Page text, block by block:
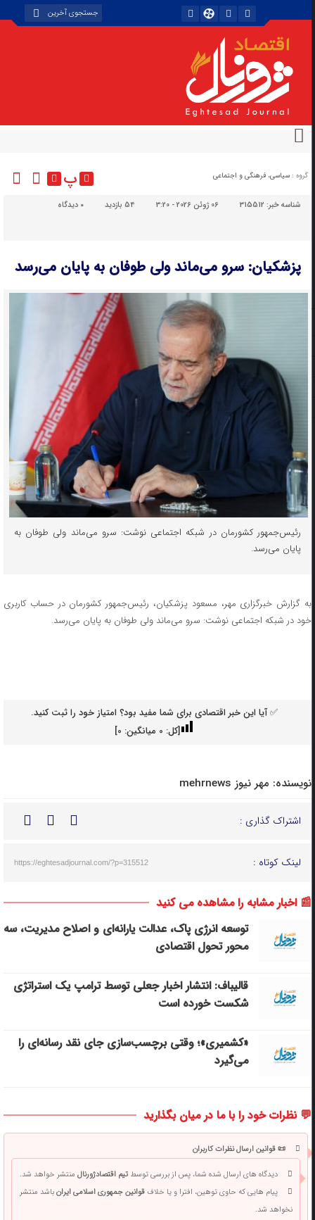
گروه : سیاسی، فرهنگی و اجتماعی پ
شناسه خبر:315512 06 ژوئن 2026 - 3:20 54 بازدید دیدگاه
پزشکیان: سرو می‌ماند ولی طوفان به پایان می‌رسد
رئیس‌جمهور کشورمان در شبکه اجتماعی نوشت: سرو می‌ماند ولی طوفان به
پایان می‌رسد.
به گزارش خبرگزاری مهر، مسعود پزشکیان، رئیس‌جمهور کشورمان در حساب کاربری
خود در شبکه اجتماعی نوشت: سرو می‌ماند ولی طوفان به پایان می‌رسد.
✅ آیا این خبر اقتصادی برای شما مفید بود؟ امتیاز خود را ثبت کنید.
[کل: 0میانگین: 0
]
نویسنده: مهر نیوز mehrnews
اشتراک گذاری :
لینک کوتاه : https://eghtesadjournal.com/?p=315512
📰 اخبار مشابه را مشاهده می کنید
توسعه انرژی پاک، عدالت یارانه‌ای و اصلاح مدیریت، سه
محور تحول اقتصادی
قالیباف: انتشار اخبار جعلی توسط ترامپ یک استراتژی
شکست خورده است
«کشمیری»؛ وقتی برچسب‌سازی جای نقد رسانه‌ای را
می‌گیرد
💬 نظرات خود را با ما در میان بگذارید
📜 قوانین ارسال نظرات کاربران
دیدگاه های ارسال شده شما، پس از بررسی توسطتیم اقتصادژورنالمنتشر خواهد شد.
پیام هایی که حاوی توهین، افترا و یا خلافقوانین جمهوری اسلامی ایرانباشد منتشر
نخواهد شد.